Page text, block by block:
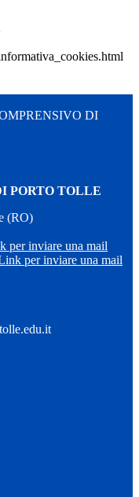
DI
PORTO TOLLE
(RO)
per inviare una mail
per inviare una mail